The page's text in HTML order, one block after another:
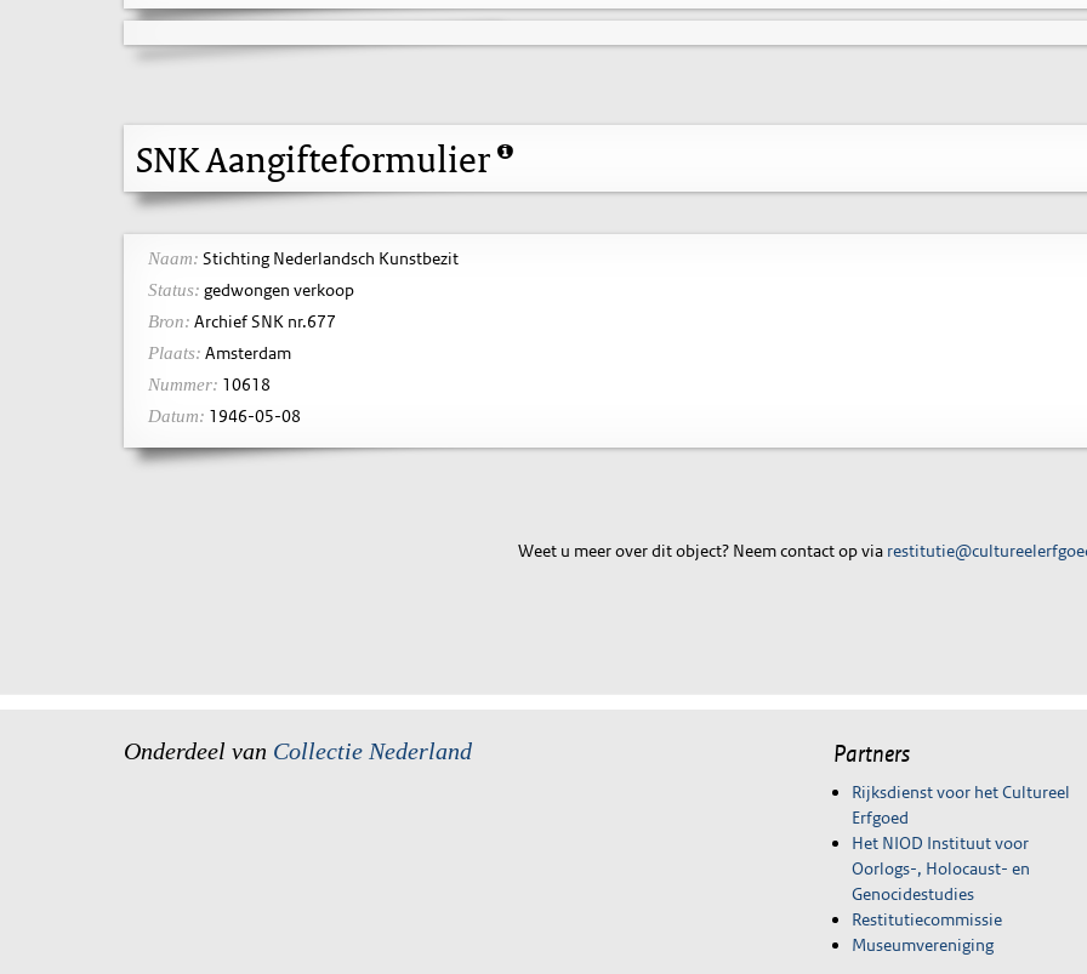
SNK Aangifteformulier
Naam: Stichting Nederlandsch Kunstbezit
Status: gedwongen verkoop
Bron: Archief SNK nr.677
Plaats: Amsterdam
Nummer: 10618
Datum: 1946-05-08
Weet u meer over dit object? Neem contact op via
Onderdeel van Collectie Nederland Partners
Rijksdienst voor het Cultureel
Erfgoed
Het NIOD Instituut voor
Oorlogs-, Holocaust- en
Genocidestudies
Restitutiecommissie
Museumvereniging